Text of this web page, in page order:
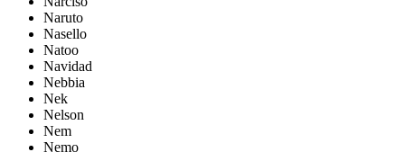
Naruto
Nasello
Natoo
Navidad
Nebbia
Nek
Nelson
Nem
Nemo